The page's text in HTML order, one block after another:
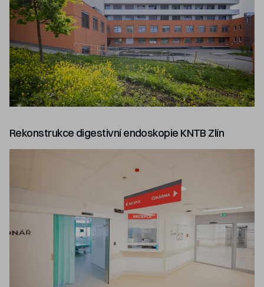
Rekonstrukce digestivní endoskopie KNTB Zlín